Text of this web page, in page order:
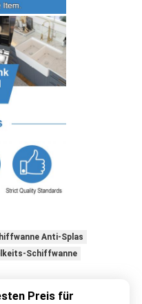
Anti-Splas
Schiffwanne
Preis für